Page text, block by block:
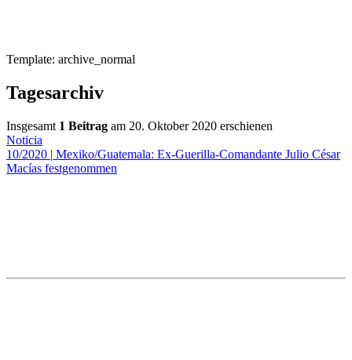
Template: archive_normal
Tagesarchiv
Insgesamt 1 Beitrag am 20. Oktober 2020 erschienen
Noticia
10/2020 | Mexiko/Guatemala: Ex-Guerilla-Comandante Julio César
Macías festgenommen